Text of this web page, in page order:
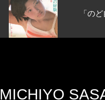
「の
MICHIYO